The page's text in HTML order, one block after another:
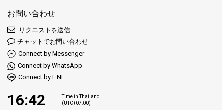
お問い合わせ
リクエストを送信
チャットでお問い合わせ
Connect by Messenger
Connect by WhatsApp
Connect by LINE
16:42
Time in Thailand
(UTC+07:00)